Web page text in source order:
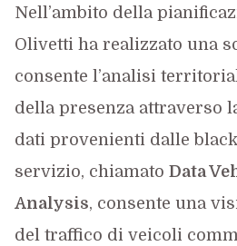
Nell’ambito della
Olivetti ha realizzato una
consente l’analisi
della presenza attraverso
dati provenienti dalle
servizio, chiamato Data
Analysis, consente una
del traffico di veicoli